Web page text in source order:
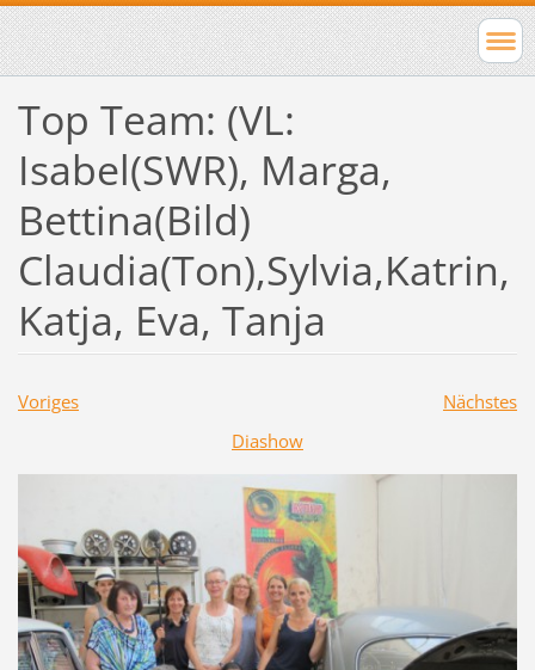
Top Team: (VL:
Isabel(SWR), Marga,
Bettina(Bild)
Claudia(Ton),Sylvia,Katrin,
Katja, Eva, Tanja
Voriges
Nächstes
Diashow